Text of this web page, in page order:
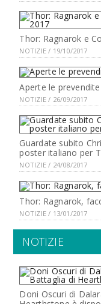
Thor: Ragnarok e
NOTIZIE / 19/10/2017
Aperte le
NOTIZIE / 26/09/2017
Guardate subito
poster italiano per
NOTIZIE / 24/08/2017
Thor: Ragnarok,
NOTIZIE / 13/01/2017
NOTIZIE
Doni Oscuri di